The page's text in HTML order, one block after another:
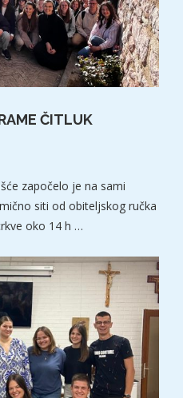
ČITLUK
započelo je na sami
siti od obiteljskog ručka
oko 14 h …